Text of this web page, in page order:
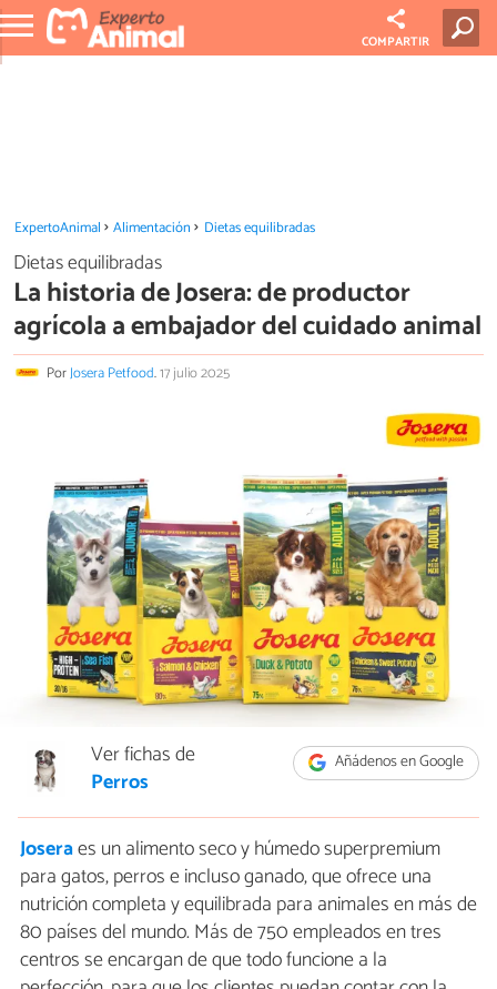
COMPARTIR
ExpertoAnimal Alimentación Dietas equilibradas
Dietas equilibradas
La historia de Josera: de productor
agrícola a embajador del cuidado animal
PorJosera Petfood.17 julio 2025
Añádenos en Google
Ver fichas de
Perros
Joseraes un alimento seco y húmedo superpremium
para gatos, perros e incluso ganado, que ofrece una
nutrición completa y equilibrada para animales en más de
80 países del mundo. Más de 750 empleados en tres
centros se encargan de que todo funcione a la